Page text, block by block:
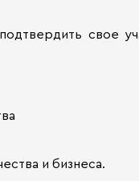
свое
и бизнеса.